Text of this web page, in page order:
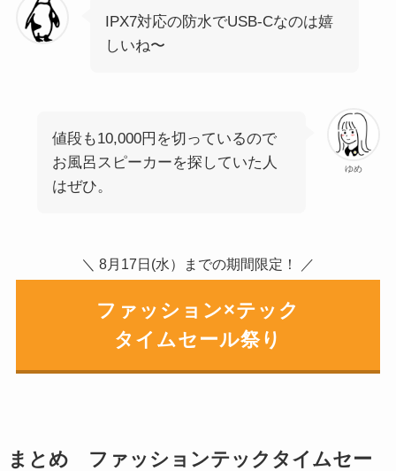
IPX7対応の防水でUSB-Cなのは嬉
しいね〜
ゆめ
値段も10,000円を切っているので
お風呂スピーカーを探していた人
はぜひ。
＼ 8月17日(水）までの期間限定！ ／
ファッション×テック
タイムセール祭り
まとめ ファッションテックタイムセー